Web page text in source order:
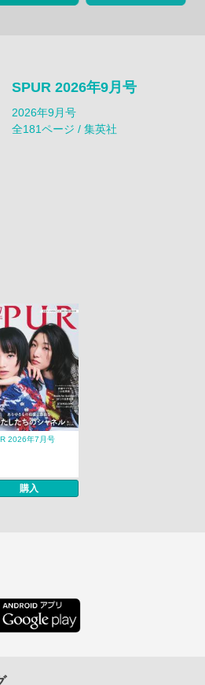
SPUR 2026年9月号
2026年9月号
全181ページ / 集英社
2026年7月号
購入